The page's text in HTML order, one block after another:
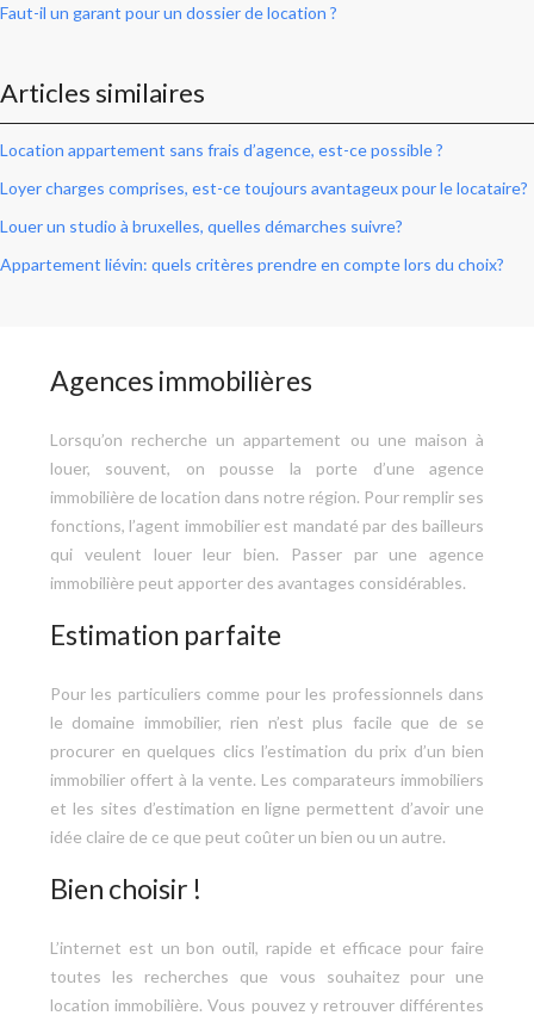
Faut-il un garant pour un dossier de location ?
Articles similaires
Location appartement sans frais d’agence, est-ce possible ?
Loyer charges comprises, est-ce toujours avantageux pour le locataire?
Louer un studio à bruxelles, quelles démarches suivre?
Appartement liévin: quels critères prendre en compte lors du choix?
Agences immobilières
Lorsqu’on recherche un appartement ou une maison à
louer, souvent, on pousse la porte d’une agence
immobilière de location dans notre région. Pour remplir ses
fonctions, l’agent immobilier est mandaté par des bailleurs
qui veulent louer leur bien. Passer par une agence
immobilière peut apporter des avantages considérables.
Estimation parfaite
Pour les particuliers comme pour les professionnels dans
le domaine immobilier, rien n’est plus facile que de se
procurer en quelques clics l’estimation du prix d’un bien
immobilier offert à la vente. Les comparateurs immobiliers
et les sites d’estimation en ligne permettent d’avoir une
idée claire de ce que peut coûter un bien ou un autre.
Bien choisir !
L’internet est un bon outil, rapide et efficace pour faire
toutes les recherches que vous souhaitez pour une
location immobilière. Vous pouvez y retrouver différentes